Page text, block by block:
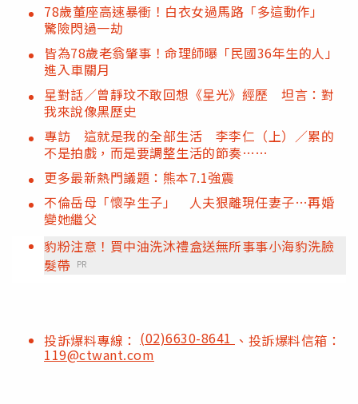
78歲董座高速暴衝！白衣女過馬路「多這動作」
驚險閃過一劫
皆為78歲老翁肇事！命理師曝「民國36年生的人」
進入車關月
星對話／曾靜玟不敢回想《星光》經歷 坦言：對
我來說像黑歷史
專訪 這就是我的全部生活 李李仁（上）／累的
不是拍戲，而是要調整生活的節奏……
更多最新熱門議題：熊本7.1強震
不倫岳母「懷孕生子」 人夫狠離現任妻子…再婚
變她繼父
豹粉注意！買中油洗沐禮盒送無所事事小海豹洗臉
髮帶
PR
投訴爆料專線： (02)6630-8641 、投訴爆料信箱：
119@ctwant.com